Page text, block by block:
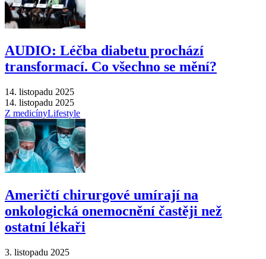
AUDIO: Léčba diabetu prochází
transformací. Co všechno se mění?
14. listopadu 2025
14. listopadu 2025
Z medicínyLifestyle
Američtí chirurgové umírají na
onkologická onemocnění častěji než
ostatní lékaři
3. listopadu 2025